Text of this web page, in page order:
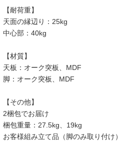
【耐荷重】
天面の縁辺り：25kg
中心部：40kg
【材質】
天板：オーク突板、MDF
脚：オーク突板、MDF
【その他】
2梱包でお届け
梱包重量：27.5kg、19kg
お客様組み立て品（脚のみ取り付け）